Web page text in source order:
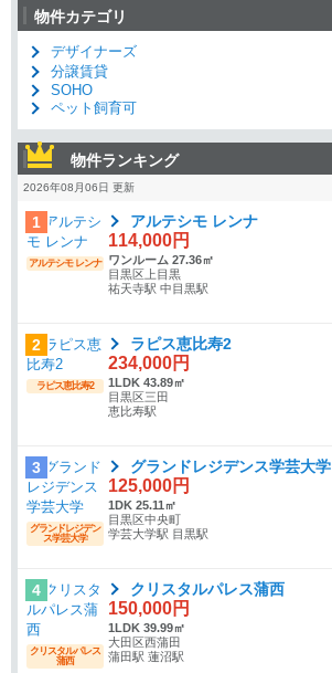
物件カテゴリ
デザイナーズ
分譲賃貸
SOHO
ペット飼育可
物件ランキング
2026年08月06日 更新
1
アルテシモ レンナ
アルテシモ レンナ
114,000円
ワンルーム 27.36㎡
目黒区上目黒
祐天寺駅 中目黒駅
2
ラピス恵比寿2
ラピス恵比寿2
234,000円
1LDK 43.89㎡
目黒区三田
恵比寿駅
3
グランドレジデン
ス学芸大学
グランドレジデンス学芸大学
125,000円
1DK 25.11㎡
目黒区中央町
学芸大学駅 目黒駅
4
クリスタルパレス
蒲西
クリスタルパレス蒲西
150,000円
1LDK 39.99㎡
大田区西蒲田
蒲田駅 蓮沼駅